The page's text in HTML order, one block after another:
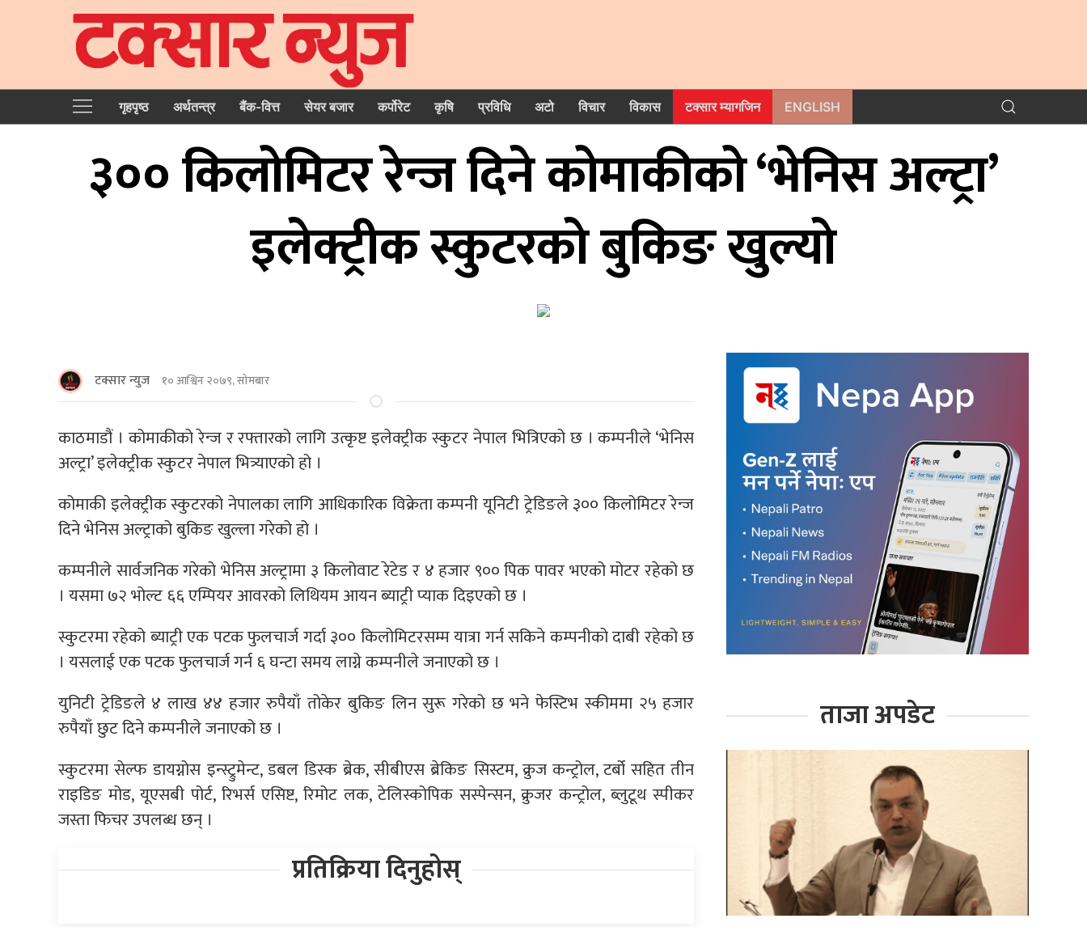
गृहपृष्‍ठ अर्थतन्त्र बैंक-वित्त सेयर बजार कर्पोरेट कृषि प्रविधि अटो विचार विकास टक्सार म्यागजिन ENGLISH
३०० किलोमिटर रेन्ज दिने कोमाकीको ‘भेनिस अल्ट्रा’
इलेक्ट्रीक स्कुटरकाे बुकिङ खुल्याे
टक्सार न्युज १० आश्विन २०७९, सोमबार
काठमाडौं । कोमाकीको रेन्ज र रफ्तारको लागि उत्कृष्ट इलेक्ट्रीक स्कुटर नेपाल भित्रिएको छ । कम्पनीले ‘भेनिस
अल्ट्रा’ इलेक्ट्रीक स्कुटर नेपाल भित्र्याएको हो ।
कोमाकी इलेक्ट्रीक स्कुटरको नेपालका लागि आधिकारिक विक्रेता कम्पनी यूनिटी ट्रेडिङले ३०० किलोमिटर रेन्ज
दिने भेनिस अल्ट्राको बुकिङ खुल्ला गरेको हो ।
कम्पनीले सार्वजनिक गरेको भेनिस अल्ट्रामा ३ किलोवाट रेटेड र ४ हजार ९०० पिक पावर भएको मोटर रहेको छ
। यसमा ७२ भोल्ट ६६ एम्पियर आवरको लिथियम आयन ब्याट्री प्याक दिइएको छ ।
स्कुटरमा रहेको ब्याट्री एक पटक फुलचार्ज गर्दा ३०० किलोमिटरसम्म यात्रा गर्न सकिने कम्पनीको दाबी रहेको छ
। यसलाई एक पटक फुलचार्ज गर्न ६ घन्टा समय लाग्ने कम्पनीले जनाएको छ ।
युनिटी ट्रेडिङले ४ लाख ४४ हजार रुपैयाँ तोकेर बुकिङ लिन सुरू गरेको छ भने फेस्टिभ स्कीममा २५ हजार
रुपैयाँ छुट दिने कम्पनीले जनाएको छ ।
स्कुटरमा सेल्फ डायग्नोस इन्स्ट्रुमेन्ट, डबल डिस्क ब्रेक, सीबीएस ब्रेकिङ सिस्टम, क्रुज कन्ट्रोल, टर्बो सहित तीन
राइडिङ मोड, यूएसबी पोर्ट, रिभर्स एसिष्ट, रिमोट लक, टेलिस्कोपिक सस्पेन्सन, क्रुजर कन्ट्रोल, ब्लुटूथ स्पीकर
जस्ता फिचर उपलब्ध छन् ।
प्रतिक्रिया दिनुहोस्
ताजा अपडेट